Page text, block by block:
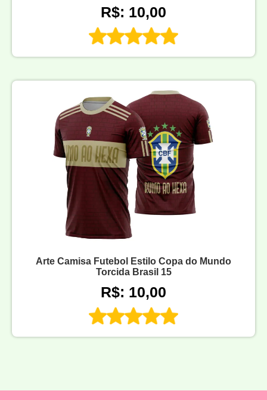
R$: 10,00
Arte Camisa Futebol Estilo Copa do Mundo
Torcida Brasil 15
R$: 10,00